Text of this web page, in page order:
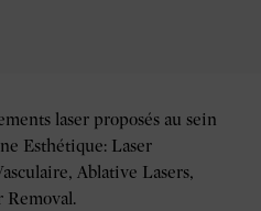
laser proposés au sein
Esthétique: Laser
Ablative Lasers,
Removal.